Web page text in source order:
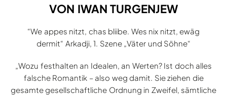
VON IWAN TURGENJEW
“We appes nitzt, chas bliibe. Wes nix nitzt, ewäg
dermit“ Arkadji, 1. Szene „Väter und Söhne“
„Wozu festhalten an Idealen, an Werten? Ist doch alles
falsche Romantik – also weg damit. Sie ziehen die
gesamte gesellschaftliche Ordnung in Zweifel, sämtliche